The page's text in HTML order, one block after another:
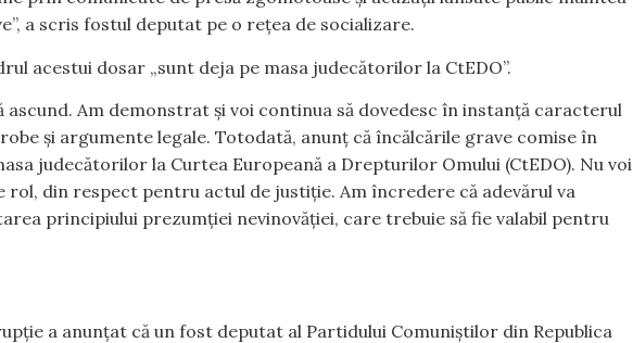
a scris fostul deputat pe o rețea de socializare.
acestui dosar „sunt deja pe masa judecătorilor la CtEDO”.
ascund. Am demonstrat și voi continua să dovedesc în instanță caracterul
și argumente legale. Totodată, anunț că încălcările grave comise în
judecătorilor la Curtea Europeană a Drepturilor Omului (CtEDO). Nu voi
din respect pentru actul de justiție. Am încredere că adevărul va
principiului prezumției nevinovăției, care trebuie să fie valabil pentru
a anunțat că un fost deputat al Partidului Comuniștilor din Republica